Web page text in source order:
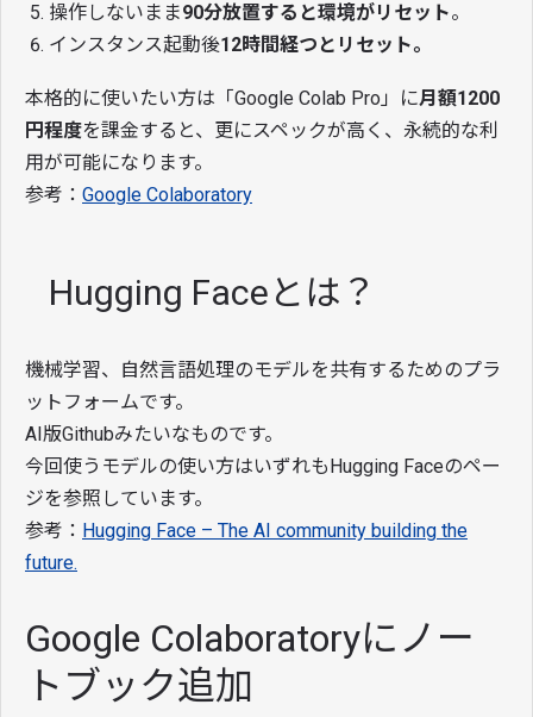
操作しないまま90分放置すると環境がリセット。
インスタンス起動後12時間経つとリセット。
本格的に使いたい方は「Google Colab Pro」に月額1200
円程度を課金すると、更にスペックが高く、永続的な利
用が可能になります。
参考： Google Colaboratory
Hugging Faceとは？
機械学習、自然言語処理のモデルを共有するためのプラ
ットフォームです。
AI版Githubみたいなものです。
今回使うモデルの使い方はいずれもHugging Faceのペー
ジを参照しています。
参考： Hugging Face – The AI community building the
future.
Google Colaboratoryにノー
トブック追加